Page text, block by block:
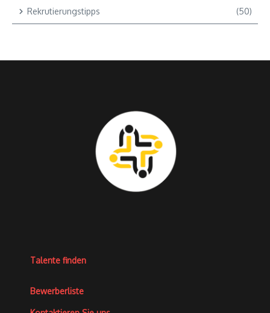
Rekrutierungstipps (50)
Talente finden
Bewerberliste